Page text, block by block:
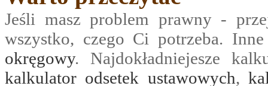
Jeśli masz problem prawny -
wszystko, czego Ci potrzeba.
okręgowy. Najdokładniejesze
kalkulator odsetek ustawowych,